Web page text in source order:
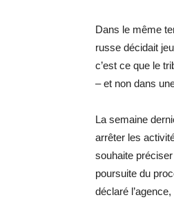
Dans le même
russe décidait
c’est ce que le
– et non dans
La semaine
arrêter les
souhaite préciser
poursuite du
déclaré